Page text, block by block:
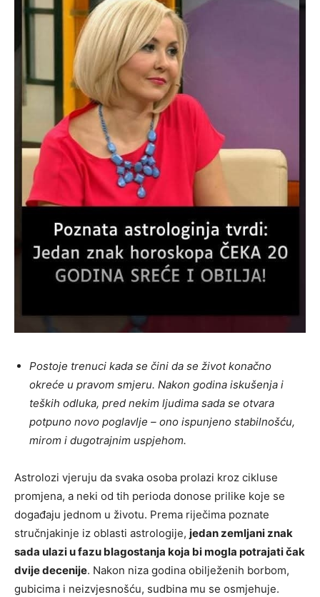
Postoje trenuci kada se čini da se život konačno
okreće u pravom smjeru. Nakon godina iskušenja i
teških odluka, pred nekim ljudima sada se otvara
potpuno novo poglavlje – ono ispunjeno stabilnošću,
mirom i dugotrajnim uspjehom.
Astrolozi vjeruju da svaka osoba prolazi kroz cikluse
promjena, a neki od tih perioda donose prilike koje se
događaju jednom u životu. Prema riječima poznate
stručnjakinje iz oblasti astrologije, jedan zemljani znak
sada ulazi u fazu blagostanja koja bi mogla potrajati čak
dvije decenije. Nakon niza godina obilježenih borbom,
gubicima i neizvjesnošću, sudbina mu se osmjehuje.